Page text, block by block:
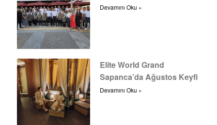
Devamını Oku »
Elite World Grand
Sapanca’da Ağustos Keyfi
Devamını Oku »